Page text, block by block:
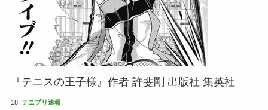
『テニスの王子様』作者 許斐剛 出版社 集英社
18: テニプリ速報